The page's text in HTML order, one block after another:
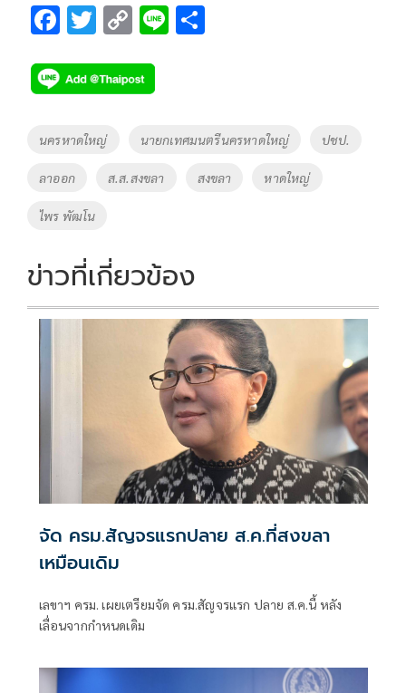
F
e
b
o
k
T
tt
er
C
p
y
Li
n
k
Li
Tags
นครหาดใหญ่ นายกเทศมนตรีนครหาดใหญ่ ปชป.
ลาออก ส.ส.สงขลา สงขลา หาดใหญ่
ไพร พัฒโน
ข่าวที่เกี่ยวข้อง
จัด ครม.สัญจรแรกปลาย ส.ค.ที่สงขลา
เหมือนเดิม
เลขาฯ ครม. เผยเตรียมจัด ครม.สัญจรแรก ปลาย ส.ค.นี้ หลัง
เลื่อนจากกำหนดเดิม